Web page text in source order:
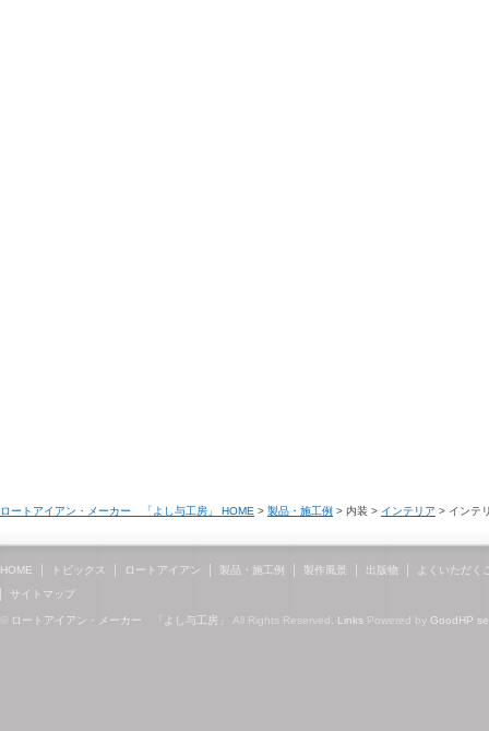
ロートアイアン・メーカー 「よし与工房」 HOME > 製品・施工例 > 内装 > インテリア > インテ
HOME トピックス ロートアイアン 製品・施工例 製作風景 出版物
よくいただく
サイトマップ
ロートアイアン・メーカー 「よし与工房」 All Rights Reserved. Links Powered by GoodHP